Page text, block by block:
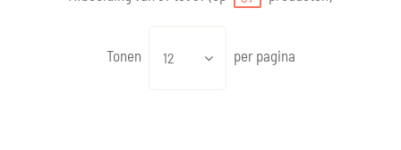
Tonen 12 per pagina